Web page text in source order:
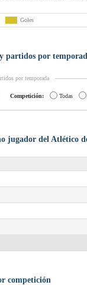
Goles
partidos por
por temporada
Competición: Todas
jugador del Atlético
competición